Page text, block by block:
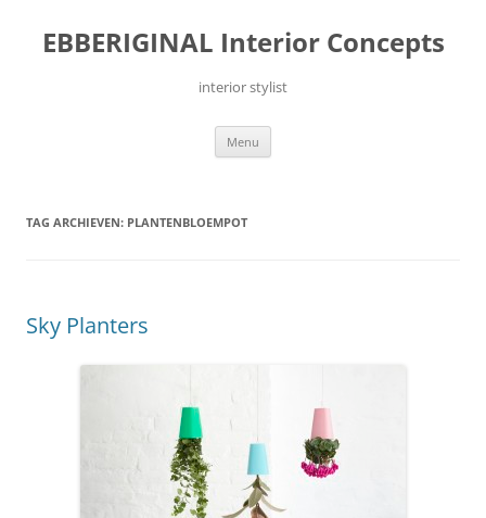
inhoud
EBBERIGINAL Interior Concepts
interior stylist
Menu
TAG ARCHIEVEN: PLANTENBLOEMPOT
Sky Planters